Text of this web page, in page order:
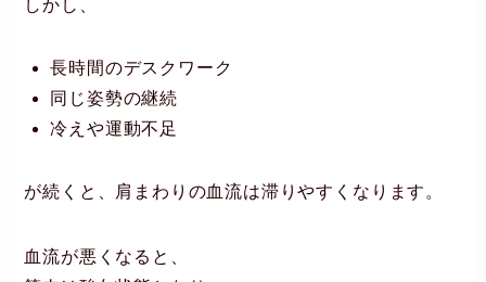
しかし、
長時間のデスクワーク
同じ姿勢の継続
冷えや運動不足
が続くと、肩まわりの血流は滞りやすくなります。
血流が悪くなると、